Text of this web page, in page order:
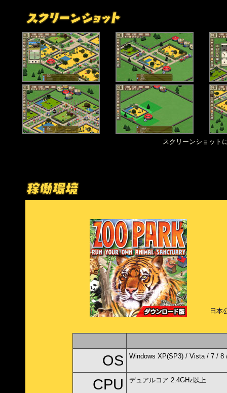
スクリーンショット
日本
OS Windows XP(SP3) / Vista / 7 / 8
CPU デュアルコア 2.4GHz以上